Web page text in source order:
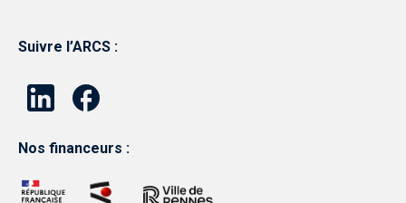
Suivre l’ARCS :
Nos financeurs :